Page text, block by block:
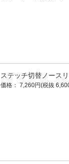
ステッチ切替ノース
価格： 7,260円(税抜